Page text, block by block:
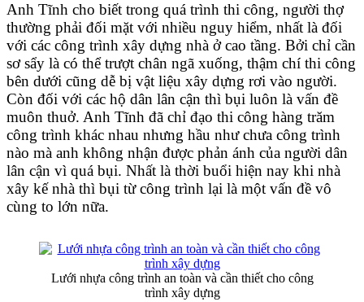
Anh Tĩnh cho biết trong quá trình thi công, người thợ
thường phải đối mặt với nhiều nguy hiểm, nhất là đối
với các công trình xây dựng nhà ở cao tầng. Bởi chỉ cần
sơ sẩy là có thể trượt chân ngã xuống, thậm chí thi công
bên dưới cũng dễ bị vật liệu xây dựng rơi vào người.
Còn đối với các hộ dân lân cận thì bụi luôn là vấn đề
muôn thuở. Anh Tĩnh đã chỉ đạo thi công hàng trăm
công trình khác nhau nhưng hầu như chưa công trình
nào mà anh không nhận được phản ánh của người dân
lân cận vì quá bụi. Nhất là thời buổi hiện nay khi nhà
xây kế nhà thì bụi từ công trình lại là một vấn đề vô
cùng to lớn nữa.
Lưới nhựa công trình an toàn và cần thiết cho công
trình xây dựng